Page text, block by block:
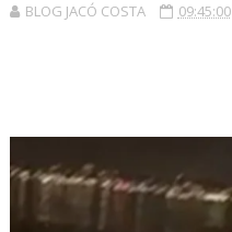
BLOG JACÓ COSTA 09:45:00